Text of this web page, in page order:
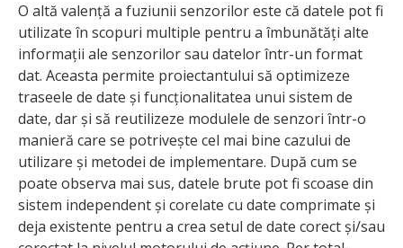
O altă valență a fuziunii senzorilor este că datele pot fi
utilizate în scopuri multiple pentru a îmbunătăți alte
informații ale senzorilor sau datelor într-un format
dat. Aceasta permite proiectantului să optimizeze
traseele de date și funcționalitatea unui sistem de
date, dar și să reutilizeze modulele de senzori într-o
manieră care se potrivește cel mai bine cazului de
utilizare și metodei de implementare. După cum se
poate observa mai sus, datele brute pot fi scoase din
sistem independent și corelate cu date comprimate și
deja existente pentru a crea setul de date corect și/sau